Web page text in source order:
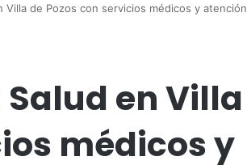
Villa de Pozos con servicios médicos y atención
Salud en Villa
médicos y